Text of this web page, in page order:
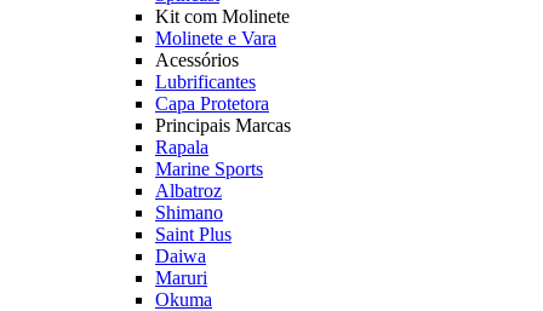
Kit com Molinete
Molinete e Vara
Acessórios
Lubrificantes
Capa Protetora
Principais Marcas
Rapala
Marine Sports
Albatroz
Shimano
Saint Plus
Daiwa
Maruri
Okuma